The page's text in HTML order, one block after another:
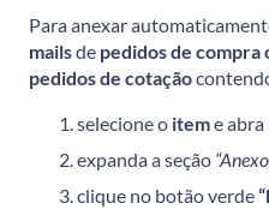
Para anexar
mailsde pedidos de compra
pedidos de cotação
selecione o iteme abra
expanda a seção
clique no botão verde